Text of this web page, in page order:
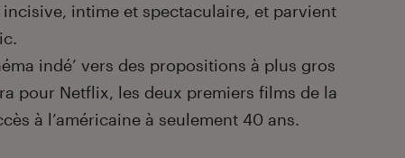
intime et spectaculaire, et parvient
indé’ vers des propositions à plus gros
pour Netflix, les deux premiers films de la
à l’américaine à seulement 40 ans.